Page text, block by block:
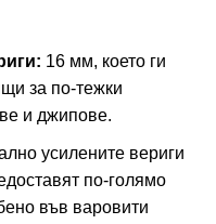
16 мм, което ги
за по-тежки
и джипове.
усилените вериги
по-голямо
във варовити